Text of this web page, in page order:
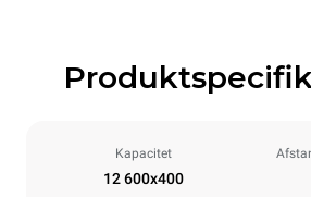
Kapacitet
12 600x400